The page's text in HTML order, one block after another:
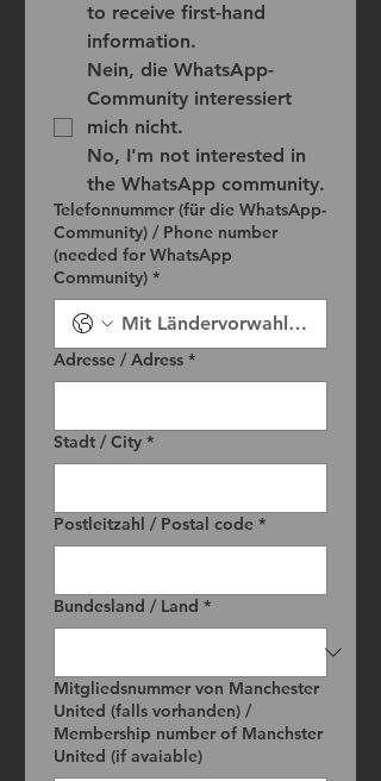
to receive first-hand
information.
Nein, die WhatsApp-
Community interessiert
mich nicht.
No, I'm not interested in
the WhatsApp community.
Telefonnummer (für die WhatsApp-
Community) / Phone number
(needed for WhatsApp
Community) *
Adresse / Adress *
Stadt / City *
Postleitzahl / Postal code *
Bundesland / Land *
Mitgliedsnummer von Manchester
United (falls vorhanden) /
Membership number of Manchster
United (if avaiable)